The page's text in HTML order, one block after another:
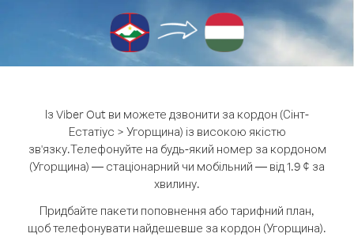
Із Viber Out ви можете дзвонити за кордон (Сінт-
Естатіус > Угорщина) із високою якістю
зв'язку.Телефонуйте на будь-який номер за кордоном
(Угорщина) — стаціонарний чи мобільний — від 1.9 ¢ за
хвилину.
Придбайте пакети поповнення або тарифний план,
щоб телефонувати найдешевше за кордон (Угорщина).